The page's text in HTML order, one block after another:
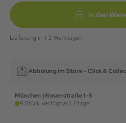
In den
Lieferung in 1-2 Werktagen
Abholung im Store - Click &
München | Rosenstraße 1-5
9 Stück verfügbar,1. Etage